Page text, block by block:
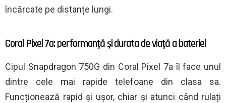
încărcate pe distanțe lungi.
Coral Pixel 7a: performanță și durata de viață a bateriei
Cipul Snapdragon 750G din Coral Pixel 7a îl face unul
dintre cele mai rapide telefoane din clasa sa.
Funcționează rapid și ușor, chiar și atunci când rulați